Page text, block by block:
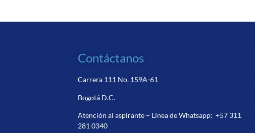
Contáctanos
Carrera 111 No. 159A-61
Bogotá D.C.
Atención al aspirante – Línea de Whatsapp:+57 311
281 0340